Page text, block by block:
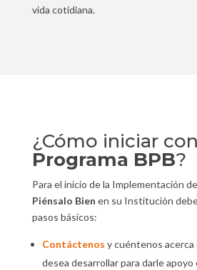
vida cotidiana.
¿Cómo iniciar
Programa BPB?
Para el inicio de la Implementación
Piénsalo Bien en su Institución
pasos básicos:
Contáctenos y cuéntenos
desea desarrollar para darle apoyo